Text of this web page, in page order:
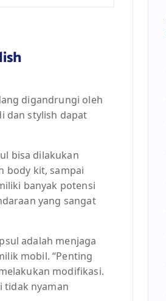
digandrungi oleh
dan stylish dapat
bisa dilakukan
body kit, sampai
banyak potensi
yang sangat
adalah menjaga
mobil. “Penting
modifikasi.
tidak nyaman